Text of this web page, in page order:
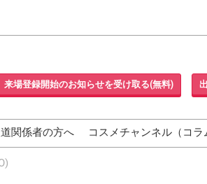
来場登録開始のお知らせを受け取る(無料)
関係者の方へ コスメチャンネル（コラ